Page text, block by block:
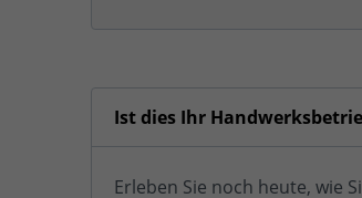
Ist dies Ihr
Erleben Sie noch heute, wie